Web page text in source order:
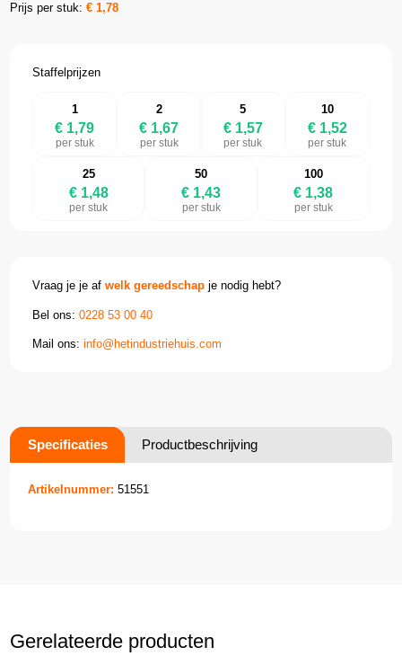
Prijs per stuk:€1,78
Staffelprijzen
1
€ 1,79
per stuk
2
€ 1,67
per stuk
5
€ 1,57
per stuk
10
€ 1,52
per stuk
25
€ 1,48
per stuk
50
€ 1,43
per stuk
100
€ 1,38
per stuk
Vraag je je afwelk gereedschap je nodig hebt?
Bel ons:0228 53 00 40
Mail ons:info@hetindustriehuis.com
Specificaties Productbeschrijving
Artikelnummer: 51551
Gerelateerde producten